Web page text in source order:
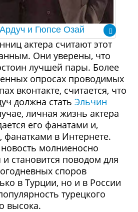
и Гюпсе Озай
актера считают этот
Они уверены, что
лучшей пары. Более
опросах проводимых
вконтакте, считается, что
должна стать Эльчин
личная жизнь актера
его фанатами и,
в Интернете.
молниеносно
и становится поводом для
споров
в Турции, но и в России
турецкого
высока.